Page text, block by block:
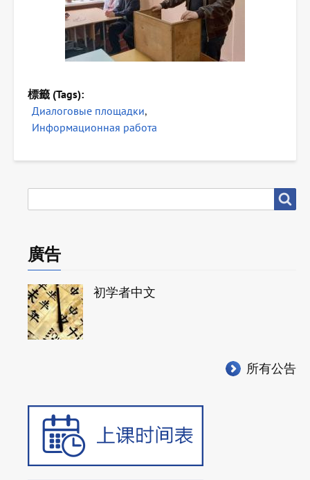
標籤 (Tags)
Диалоговые площадки
Информационная работа
尋
廣告
初学者中文
所有公告